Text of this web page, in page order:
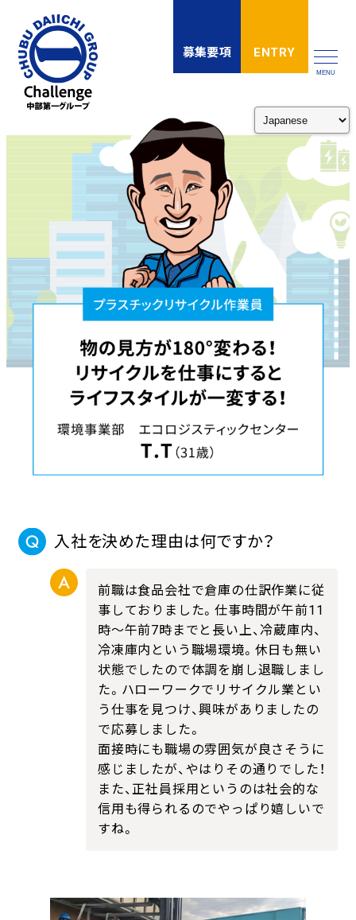
動
MENU
募集要項 ENTRY
入社を決めた理由は何ですか？
前職は食品会社で倉庫の仕訳作業に従
事しておりました。仕事時間が午前11
時〜午前7時までと長い上、冷蔵庫内、
冷凍庫内という職場環境。休日も無い
状態でしたので体調を崩し退職しまし
た。ハローワークでリサイクル業とい
う仕事を見つけ、興味がありましたの
で応募しました。
面接時にも職場の雰囲気が良さそうに
感じましたが、やはりその通りでした！
また、正社員採用というのは社会的な
信用も得られるのでやっぱり嬉しいで
すね。